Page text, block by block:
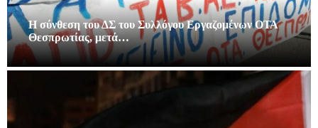
Η σύνθεση του ΔΣ του Συλλόγου Εργαζομένων ΟΤΑ
Θεσπρωτίας, μετά…